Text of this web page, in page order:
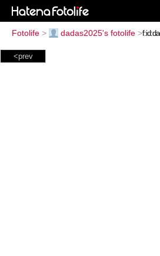
Fotolife > dadas2025's fotolife >
<prev